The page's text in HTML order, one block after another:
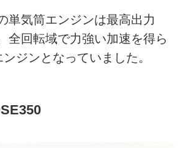
単気筒エンジンは最高出力
全回転域で力強い加速を得ら
ジンとなっていました。